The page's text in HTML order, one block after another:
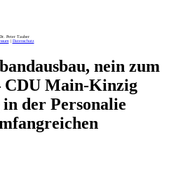
Peter Tauber
| Datenschutz
nein zum
CDU Main-Kinzig
der Personalie